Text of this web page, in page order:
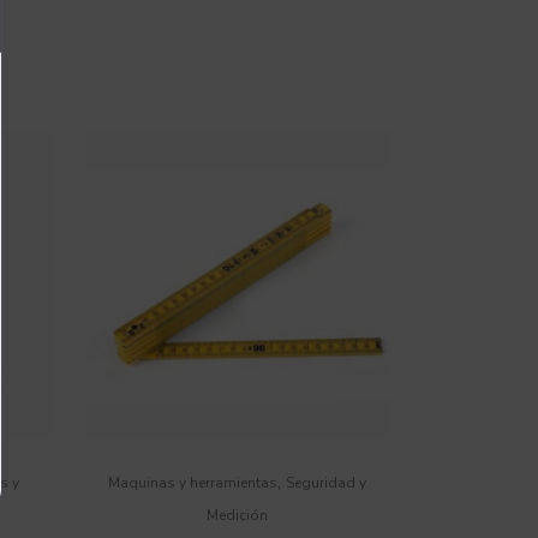
y Maquinas y herramientas, Seguridad y
Medición